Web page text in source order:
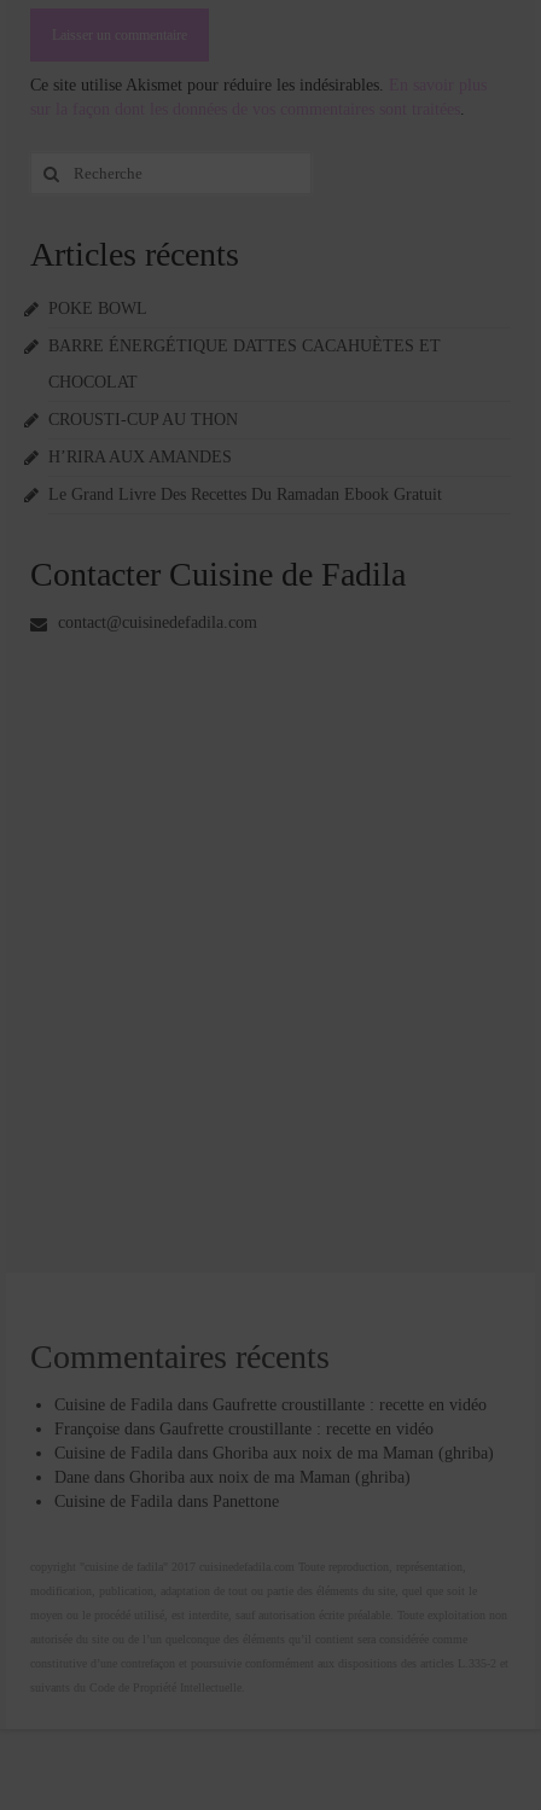
Ce site utilise Akismet pour réduire les indésirables.
.
Rechercher
Articles récents
POKE BOWL
BARRE ÉNERGÉTIQUE DATTES CACAHUÈTES ET
CHOCOLAT
CROUSTI-CUP AU THON
H’RIRA AUX AMANDES
Le Grand Livre Des Recettes Du Ramadan Ebook Gratuit
Contacter Cuisine de Fadila
contact@cuisinedefadila.com
Commentaires récents
Cuisine de Fadila dans Gaufrette croustillante : recette en vidéo
Françoise dans Gaufrette croustillante : recette en vidéo
Cuisine de Fadila dans Ghoriba aux noix de ma Maman (ghriba)
Dane dans Ghoriba aux noix de ma Maman (ghriba)
Cuisine de Fadila dans Panettone